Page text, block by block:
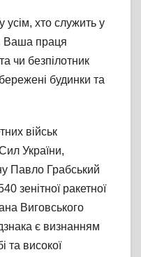
хто служить у
Ваша праця
чи безпілотник
будинки та
військ
України,
Павло Грабський
зенітної ракетної
Виговського
є визнанням
та високої